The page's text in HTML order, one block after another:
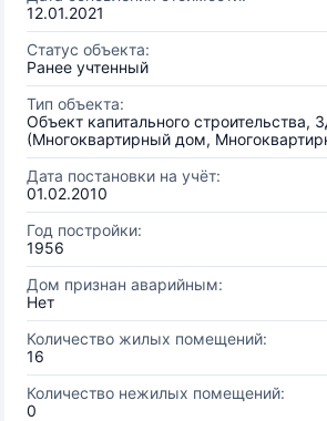
12.01.2021
Статус объекта:
Ранее учтенный
Тип объекта:
Объект капитального строительства,
(Многоквартирный дом,
Дата постановки на учёт:
01.02.2010
Год постройки:
1956
Дом признан аварийным:
Нет
Количество жилых помещений:
16
Количество нежилых помещений:
0